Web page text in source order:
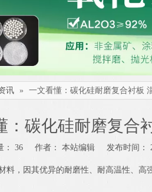
讯 » 一文看懂：碳化硅耐磨复合衬板
：碳化硅耐磨复合
： 36 作者： 本站编辑 发布时间：
，因其优异的耐磨性、耐高温性、高